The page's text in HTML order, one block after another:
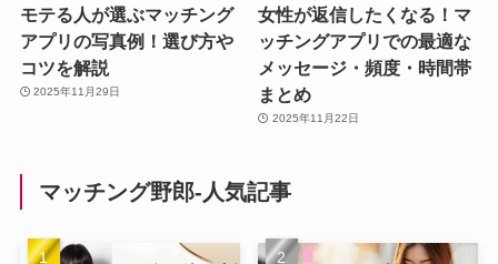
モテる人が選ぶマッチング
アプリの写真例！選び方や
コツを解説
2025年11月29日
女性が返信したくなる！マ
ッチングアプリでの最適な
メッセージ・頻度・時間帯
まとめ
2025年11月22日
マッチング野郎-人気記事